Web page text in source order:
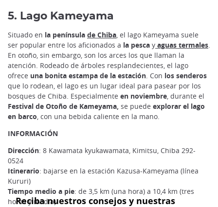
5. Lago Kameyama
Situado en la península de Chiba, el lago Kameyama suele
ser popular entre los aficionados a la pesca y aguas termales.
En otoño, sin embargo, son los arces los que llaman la
atención. Rodeado de árboles resplandecientes, el lago
ofrece una bonita estampa de la estación. Con los senderos
que lo rodean, el lago es un lugar ideal para pasear por los
bosques de Chiba. Especialmente en noviembre, durante el
Festival de Otoño de Kameyama, se puede explorar el lago
en barco, con una bebida caliente en la mano.
INFORMACIÓN
Dirección: 8 Kawamata kyukawamata, Kimitsu, Chiba 292-
0524
Itinerario: bajarse en la estación Kazusa-Kameyama (línea
Kururi)
Tiempo medio a pie: de 3,5 km (una hora) a 10,4 km (tres
horas y media)